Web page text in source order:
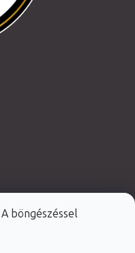
böngészéssel
készítette